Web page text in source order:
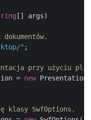
[] args)
" ;
przy użyciu
=
new
klasy SwfOptions.